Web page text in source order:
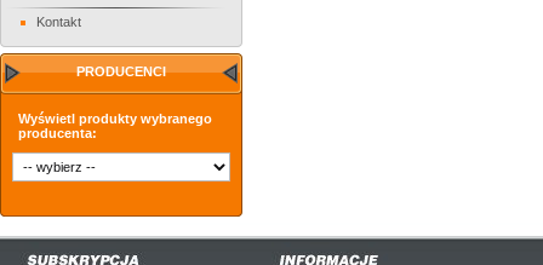
Kontakt
PRODUCENCI
Wyświetl produkty wybranego
producenta: